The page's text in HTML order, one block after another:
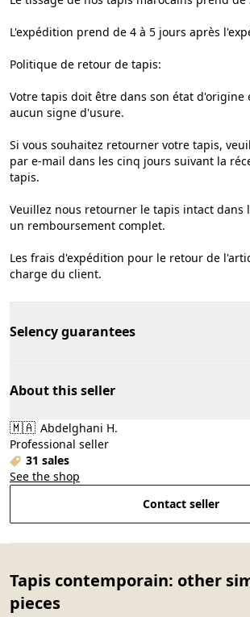
L'expédition prend de 4 à 5 jours après
Politique de retour de tapis:
Votre tapis doit être dans son état d'origine
aucun signe d'usure.
Si vous souhaitez retourner votre tapis,
par e-mail dans les cinq jours suivant la
tapis.
Veuillez nous retourner le tapis intact dans
un remboursement complet.
Les frais d'expédition pour le retour de
charge du client.
Selency guarantees
About this seller
🇲🇦 Abdelghani H.
Professional seller
31 sales
See the shop
Contact seller
Tapis contemporain: other
pieces